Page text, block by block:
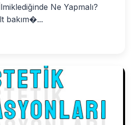
Ne Yapmalı?
bakım�...